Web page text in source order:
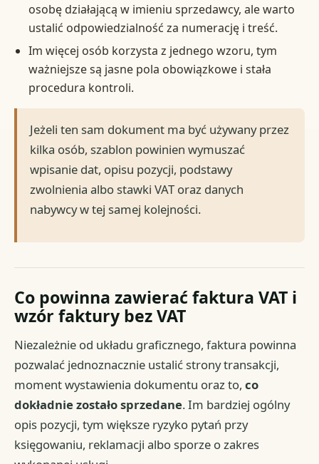
osobę działającą w imieniu sprzedawcy, ale warto
ustalić odpowiedzialność za numerację i treść.
Im więcej osób korzysta z jednego wzoru, tym
ważniejsze są jasne pola obowiązkowe i stała
procedura kontroli.
Jeżeli ten sam dokument ma być używany przez
kilka osób, szablon powinien wymuszać
wpisanie dat, opisu pozycji, podstawy
zwolnienia albo stawki VAT oraz danych
nabywcy w tej samej kolejności.
Co powinna zawierać faktura VAT i
wzór faktury bez VAT
Niezależnie od układu graficznego, faktura powinna
pozwalać jednoznacznie ustalić strony transakcji,
moment wystawienia dokumentu oraz to,co
dokładnie zostało sprzedane. Im bardziej ogólny
opis pozycji, tym większe ryzyko pytań przy
księgowaniu, reklamacji albo sporze o zakres